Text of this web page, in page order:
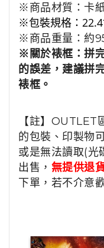
※商品材質：卡
※包裝規格：
※商品重量：約
※ 關於裱框：拼
的誤差，建議拼
裱框。
【註】OUTLET
的包裝、印製物
或是無法讀取(光
出售， 無提供退
下單，若不介意